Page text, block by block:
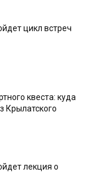
цикл встреч
квеста: куда
Крылатского
лекция о